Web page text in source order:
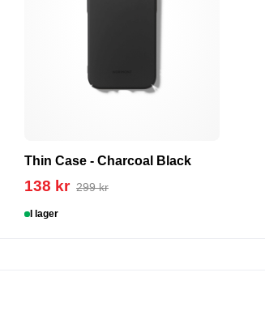
Thin Case - Charcoal Black
138 kr 299 kr
I lager